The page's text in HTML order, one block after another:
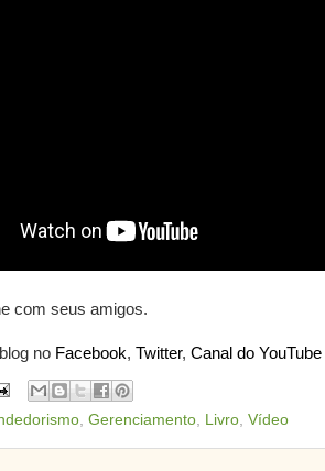
com seus amigos.
no Facebook, Twitter, Canal do YouTube
Gerenciamento Livro Vídeo